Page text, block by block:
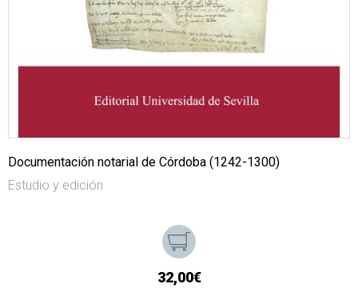
Documentación notarial de Córdoba (1242-1300)
Estudio y edición
32,00€